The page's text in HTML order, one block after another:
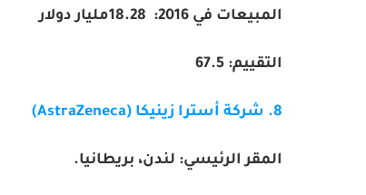
المبيعات في 2016: 18.28مليار دولار
التقييم: 67.5
8. شركة أسترا زينيكا ( (AstraZeneca
المقر الرئيسي: لندن، بريطانيا.